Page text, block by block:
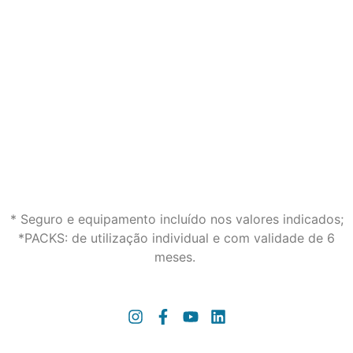
* Seguro e equipamento incluído nos valores indicados;
*PACKS: de utilização individual e com validade de 6
meses.